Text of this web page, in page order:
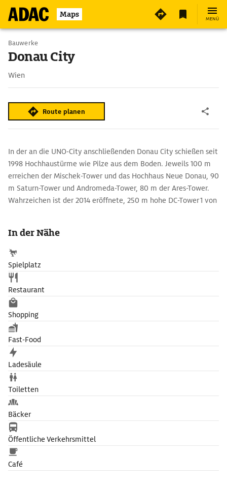
Maps MENÜ
Bauwerke
Donau City
Wien
Route planen
In der an die UNO-City anschließenden Donau City schießen seit
1998 Hochhaustürme wie Pilze aus dem Boden. Jeweils 100 m
erreichen der Mischek-Tower und das Hochhaus Neue Donau, 90
m Saturn-Tower und Andromeda-Tower, 80 m der Ares-Tower.
Wahrzeichen ist der 2014 eröffnete, 250 m hohe DC-Tower 1 von
In der Nähe
Spielplatz
Restaurant
Shopping
Fast-Food
Ladesäule
Toiletten
Bäcker
Öffentliche Verkehrsmittel
Café